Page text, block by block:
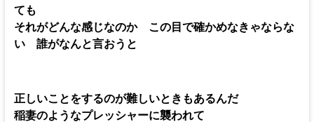
ても
それがどんな感じなのか この目で確かめなきゃならな
い 誰がなんと言おうと
正しいことをするのが難しいときもあるんだ
稲妻のようなプレッシャーに襲われて